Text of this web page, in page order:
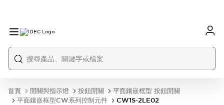
首頁 開關與指示燈 按鈕開關
平面鑲嵌框型 按鈕開關
平面鑲嵌框型CW系列控制元件
CW1S-2LE02